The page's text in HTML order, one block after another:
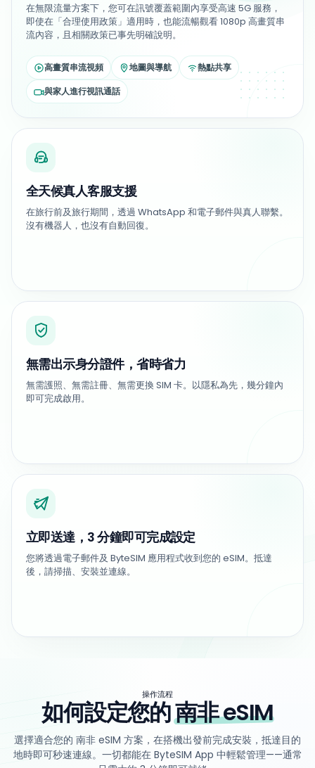
在無限流量方案下，您可在訊號覆蓋範圍內享受高速 5G 服務，
即使在「合理使用政策」適用時，也能流暢觀看 1080p 高畫質串
流內容，且相關政策已事先明確說明。
高畫質串流視頻 地圖與導航
熱點共享
與家人進行視訊通話
全天候真人客服支援
在旅行前及旅行期間，透過 WhatsApp 和電子郵件與真人聯繫。
沒有機器人，也沒有自動回復。
無需出示身分證件，省時省力
無需護照、無需註冊、無需更換 SIM 卡。以隱私為先，幾分鐘內
即可完成啟用。
立即送達，3 分鐘即可完成設定
您將透過電子郵件及 ByteSIM 應用程式收到您的 eSIM。抵達
後，請掃描、安裝並連線。
操作流程
如何設定您的南非 eSIM
選擇適合您的 南非 eSIM 方案，在搭機出發前完成安裝，抵達目的
地時即可秒速連線。一切都能在 ByteSIM App 中輕鬆管理——通常